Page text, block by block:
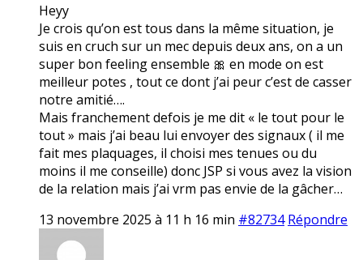
Heyy
Je crois qu’on est tous dans la même situation, je
suis en cruch sur un mec depuis deux ans, on a un
super bon feeling ensemble 🎀 en mode on est
meilleur potes , tout ce dont j’ai peur c’est de casser
notre amitié….
Mais franchement defois je me dit « le tout pour le
tout » mais j’ai beau lui envoyer des signaux ( il me
fait mes plaquages, il choisi mes tenues ou du
moins il me conseille) donc JSP si vous avez la vision
de la relation mais j’ai vrm pas envie de la gâcher…
13 novembre 2025 à 11 h 16 min #82734 Répondre